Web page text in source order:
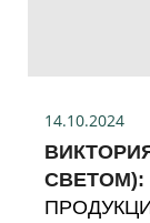
14.10.2024
СВЕТОМ):